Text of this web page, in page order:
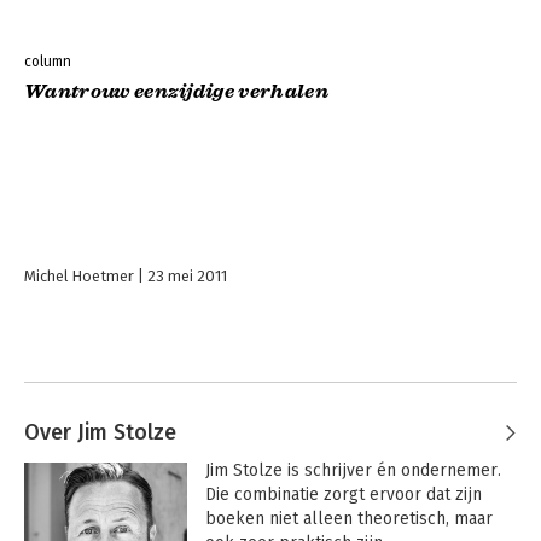
column
Wantrouw eenzijdige verhalen
Michel Hoetmer 23 mei 2011
Over Jim Stolze
Jim Stolze is schrijver én ondernemer.
Die combinatie zorgt ervoor dat zijn
boeken niet alleen theoretisch, maar